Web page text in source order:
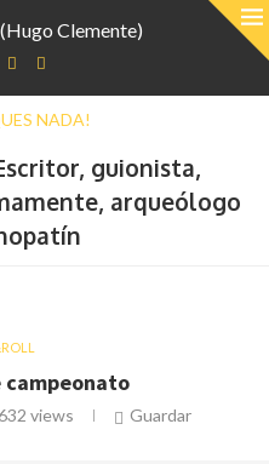
Clemente)
Escritor, guionista,
arqueólogo
campeonato
views Guardar